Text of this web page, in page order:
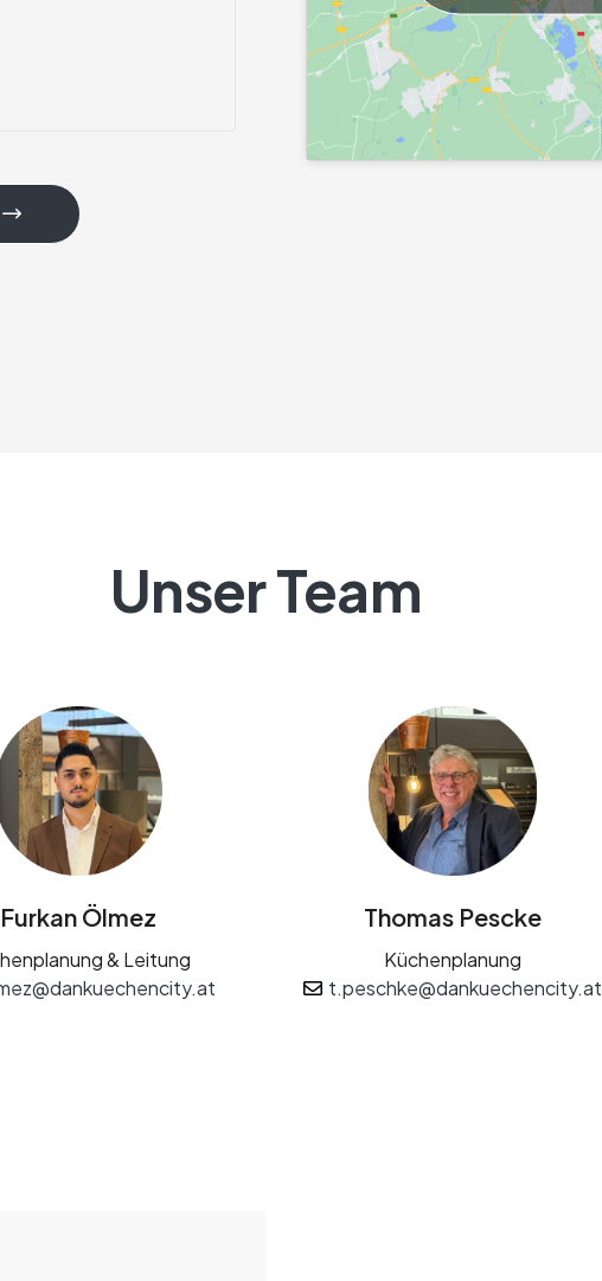
Unser Team
Furkan Ölmez
& Leitung
Thomas Pescke
Küchenplanung
t.peschke@dankuechencity.at